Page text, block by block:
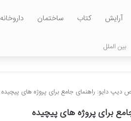
آرایش کتاب ساختمان داروخانه
بین الملل
دیپ دایو: راهنمای جامع برای پروژه های پیچیده
برای پروژه های پیچیده